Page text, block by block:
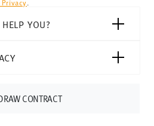
are 36,90 CHF.
a tracking code by e-mail as
days for delivery within
You can view delivery times to
use ourreturns service
Privacy
YOU?
CONTRACT